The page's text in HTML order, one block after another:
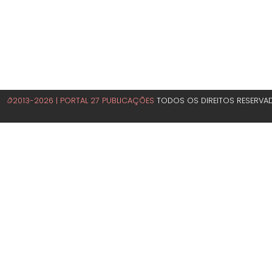
©2013-2026 | PORTAL 27 PUBLICAÇÕES TODOS OS DIREITOS